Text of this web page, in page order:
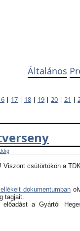
Általános
| 17 | 18 | 19 | 20 | 21 |
csütörtökön a
dokumentumban
tagjait.
a Gyártói